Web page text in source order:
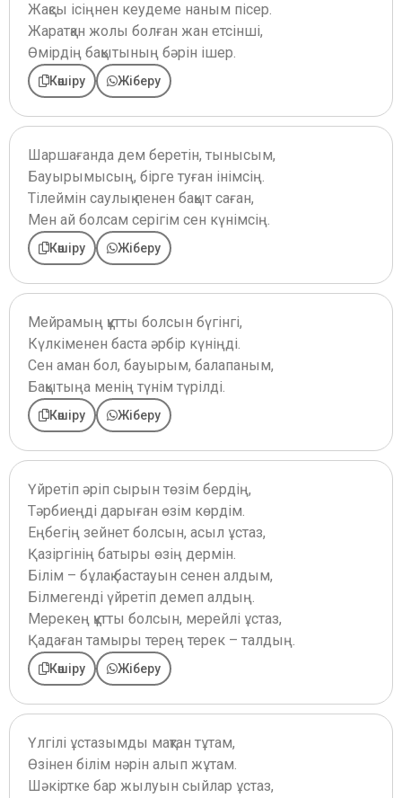
Жақсы ісіңнен кеудеме наным пісер.
Жаратқан жолы болған жан етсінші,
Өмірдің бақытының бәрін ішер.
Көшіру Жіберу
Шаршағанда дем беретін, тынысым,
Бауырымысың, бірге туған інімсің.
Тілеймін саулық пенен бақыт саған,
Мен ай болсам серігім сен күнімсің.
Көшіру Жіберу
Мейрамың құтты болсын бүгінгі,
Күлкіменен баста әрбір күніңді.
Сен аман бол, бауырым, балапаным,
Бақытыңа менің түнім түрілді.
Көшіру Жіберу
Үйретіп әріп сырын төзім бердің,
Тәрбиеңді дарыған өзім көрдім.
Еңбегің зейнет болсын, асыл ұстаз,
Қазіргінің батыры өзің дермін.
Білім – бұлақ бастауын сенен алдым,
Білмегенді үйретіп демеп алдың.
Мерекең құтты болсын, мерейлі ұстаз,
Қадаған тамыры терең терек – талдың.
Көшіру Жіберу
Үлгілі ұстазымды мақтан тұтам,
Өзінен білім нәрін алып жұтам.
Шәкіртке бар жылуын сыйлар ұстаз,